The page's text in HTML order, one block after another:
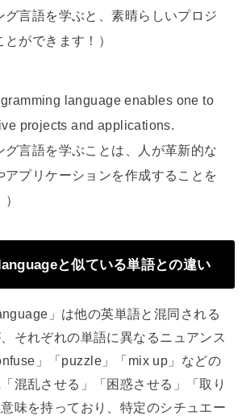
グ言語を学ぶと、素晴らしいプロジ
ができます！）
language enables one to
projects and applications.
グ言語を学ぶことは、人が革新的な
アプリケーションを作成することを
と似ている単語との違い
」は他の英単語と混同される
それぞれの単語に異なるニュアンス
」「puzzle」「mix up」などの
混乱させる」「困惑させる」「取り
味を持っており、特定のシチュエー